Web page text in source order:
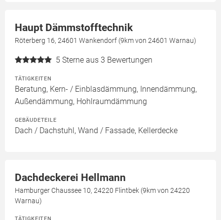
Haupt Dämmstofftechnik
Röterberg 16, 24601 Wankendorf (9km von 24601 Warnau)
5 Sterne aus 3 Bewertungen
TÄTIGKEITEN
Beratung, Kern- / Einblasdämmung, Innendämmung,
Außendämmung, Hohlraumdämmung
GEBÄUDETEILE
Dach / Dachstuhl, Wand / Fassade, Kellerdecke
Dachdeckerei Hellmann
Hamburger Chaussee 10, 24220 Flintbek (9km von 24220
Warnau)
TÄTIGKEITEN